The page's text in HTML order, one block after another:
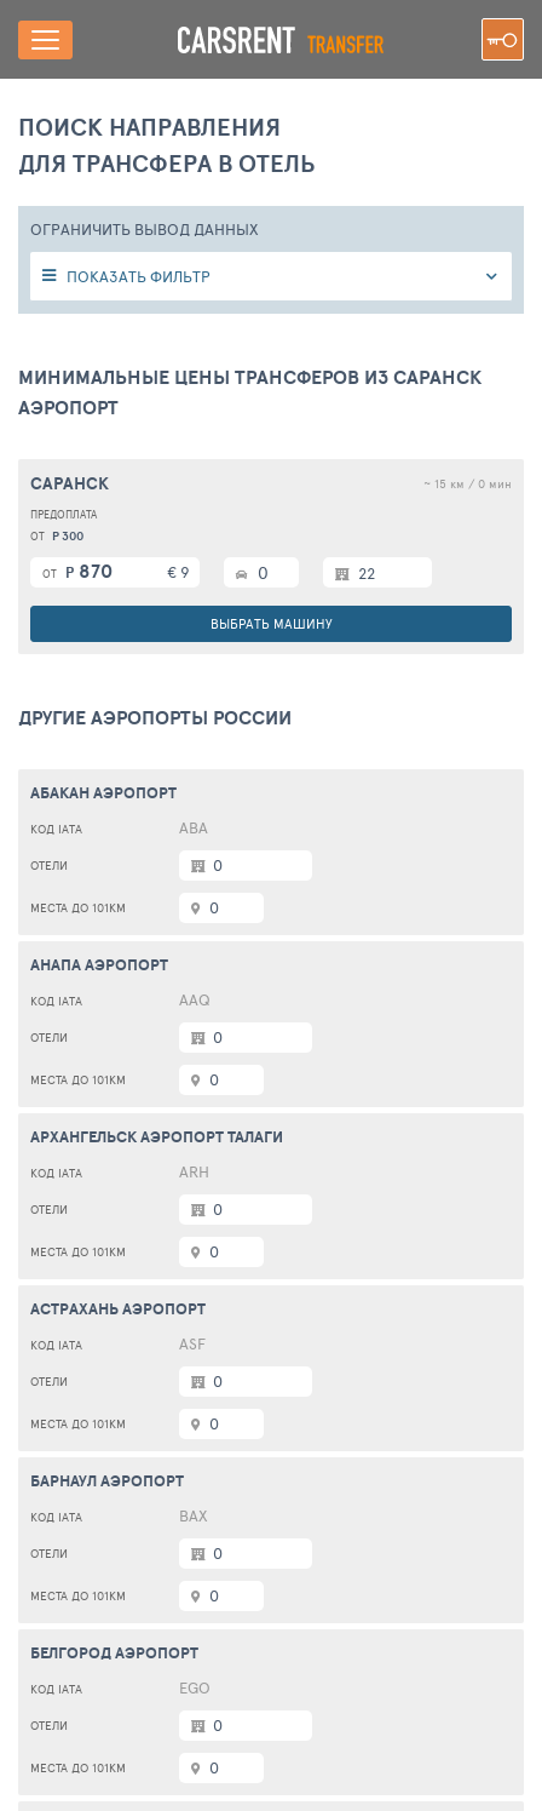
ПОИСК НАПРАВЛЕНИЯ
ДЛЯ ТРАНСФЕРА В ОТЕЛЬ
ОГРАНИЧИТЬ ВЫВОД ДАННЫХ
ПОКАЗАТЬ ФИЛЬТР
МИНИМАЛЬНЫЕ ЦЕНЫ ТРАНСФЕРОВ ИЗ САРАНСК
АЭРОПОРТ
САРАНСК ~ 15 км / 0 мин
22
ОТ Р 870 € 9
ОТ Р 300
0
ВЫБРАТЬ МАШИНУ
ДРУГИЕ АЭРОПОРТЫ РОССИИ
АБАКАН АЭРОПОРТ
ABA
0
0
АНАПА АЭРОПОРТ
AAQ
0
0
АРХАНГЕЛЬСК АЭРОПОРТ ТАЛАГИ
ARH
0
0
АСТРАХАНЬ АЭРОПОРТ
ASF
0
0
БАРНАУЛ АЭРОПОРТ
BAX
0
0
БЕЛГОРОД АЭРОПОРТ
EGO
0
0